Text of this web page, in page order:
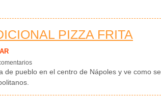
PIZZA FRITA
de pueblo en el centro de Nápoles y ve como se